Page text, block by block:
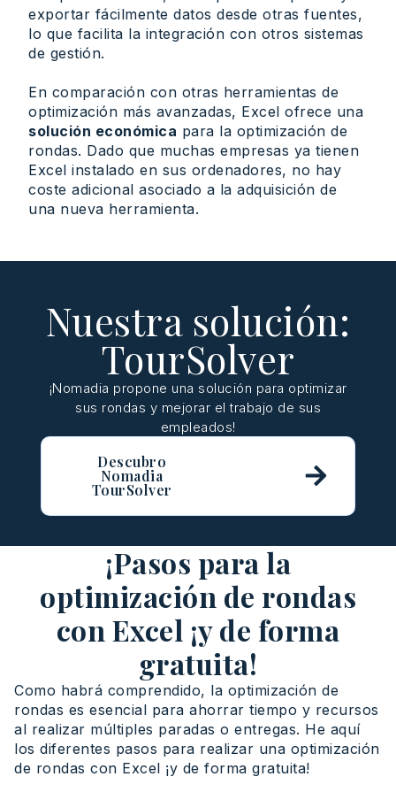
exportar fácilmente datos desde otras fuentes,
lo que facilita la integración con otros sistemas
de gestión.
En comparación con otras herramientas de
optimización más avanzadas, Excel ofrece una
solución económica para la optimización de
rondas. Dado que muchas empresas ya tienen
Excel instalado en sus ordenadores, no hay
coste adicional asociado a la adquisición de
una nueva herramienta.
Nuestra solución:
TourSolver
¡Nomadia propone una solución para optimizar
sus rondas y mejorar el trabajo de sus
empleados!
Descubro
Nomadia
TourSolver
¡Pasos para la
optimización de rondas
con Excel ¡y de forma
gratuita!
Como habrá comprendido, la optimización de
rondas es esencial para ahorrar tiempo y recursos
al realizar múltiples paradas o entregas. He aquí
los diferentes pasos para realizar una optimización
de rondas con Excel ¡y de forma gratuita!